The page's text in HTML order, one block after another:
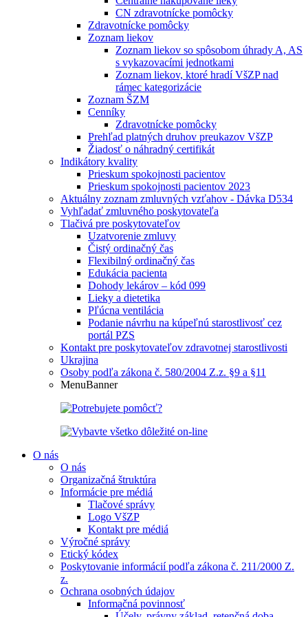
CN zdravotnícke pomôcky
Zdravotnícke pomôcky
Zoznam liekov
Zoznam liekov so spôsobom úhrady A, AS
s vykazovacími jednotkami
Zoznam liekov, ktoré hradí VšZP nad
rámec kategorizácie
Zoznam ŠZM
Cenníky
Zdravotnícke pomôcky
Prehľad platných druhov preukazov VšZP
Žiadosť o náhradný certifikát
Indikátory kvality
Prieskum spokojnosti pacientov
Prieskum spokojnosti pacientov 2023
Aktuálny zoznam zmluvných vzťahov - Dávka D534
Vyhľadať zmluvného poskytovateľa
Tlačivá pre poskytovateľov
Uzatvorenie zmluvy
Čistý ordinačný čas
Flexibilný ordinačný čas
Edukácia pacienta
Dohody lekárov – kód 099
Lieky a dietetika
Pľúcna ventilácia
Podanie návrhu na kúpeľnú starostlivosť cez
portál PZS
Kontakt pre poskytovateľov zdravotnej starostlivosti
Ukrajina
Osoby podľa zákona č. 580/2004 Z.z. §9 a §11
MenuBanner
O nás
O nás
Organizačná štruktúra
Informácie pre médiá
Tlačové správy
Logo VšZP
Kontakt pre médiá
Výročné správy
Etický kódex
Poskytovanie informácií podľa zákona č. 211/2000 Z.
z.
Ochrana osobných údajov
Informačná povinnosť